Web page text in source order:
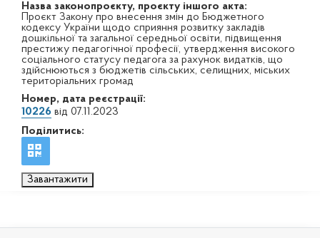
Назва законопроєкту, проєкту іншого акта:
Проєкт Закону про внесення змін до Бюджетного
кодексу України щодо сприяння розвитку закладів
дошкільної та загальної середньої освіти, підвищення
престижу педагогічної професії, утвердження високого
соціального статусу педагога за рахунок видатків, що
здійснюються з бюджетів сільських, селищних, міських
територіальних громад
Номер, дата реєстрації:
10226 від 07.11.2023
Поділитись:
Завантажити